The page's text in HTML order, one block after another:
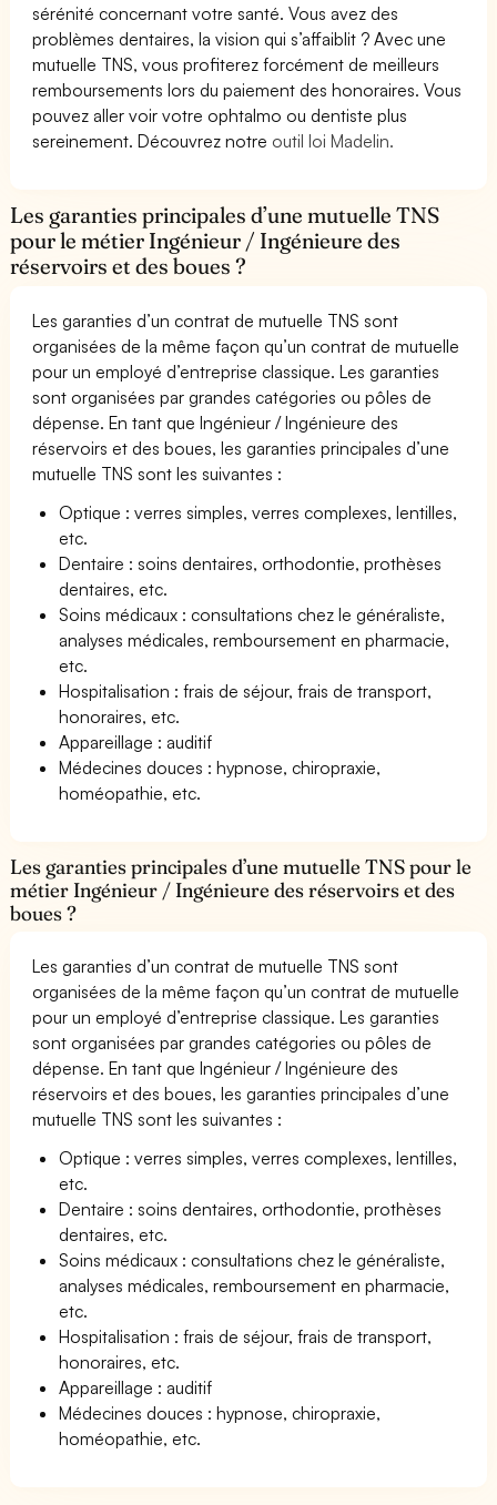
sérénité concernant votre santé. Vous avez des
problèmes dentaires, la vision qui s’affaiblit ? Avec une
mutuelle TNS, vous profiterez forcément de meilleurs
remboursements lors du paiement des honoraires. Vous
pouvez aller voir votre ophtalmo ou dentiste plus
sereinement. Découvrez notre outil loi Madelin.
Les garanties principales d’une mutuelle TNS
pour le métier Ingénieur / Ingénieure des
réservoirs et des boues ?
Les garanties d’un contrat de mutuelle TNS sont
organisées de la même façon qu’un contrat de mutuelle
pour un employé d’entreprise classique. Les garanties
sont organisées par grandes catégories ou pôles de
dépense. En tant que Ingénieur / Ingénieure des
réservoirs et des boues, les garanties principales d’une
mutuelle TNS sont les suivantes :
Optique : verres simples, verres complexes, lentilles,
etc.
Dentaire : soins dentaires, orthodontie, prothèses
dentaires, etc.
Soins médicaux : consultations chez le généraliste,
analyses médicales, remboursement en pharmacie,
etc.
Hospitalisation : frais de séjour, frais de transport,
honoraires, etc.
Appareillage : auditif
Médecines douces : hypnose, chiropraxie,
homéopathie, etc.
Les garanties principales d’une mutuelle TNS pour le
métier Ingénieur / Ingénieure des réservoirs et des
boues ?
Les garanties d’un contrat de mutuelle TNS sont
organisées de la même façon qu’un contrat de mutuelle
pour un employé d’entreprise classique. Les garanties
sont organisées par grandes catégories ou pôles de
dépense. En tant que Ingénieur / Ingénieure des
réservoirs et des boues, les garanties principales d’une
mutuelle TNS sont les suivantes :
Optique : verres simples, verres complexes, lentilles,
etc.
Dentaire : soins dentaires, orthodontie, prothèses
dentaires, etc.
Soins médicaux : consultations chez le généraliste,
analyses médicales, remboursement en pharmacie,
etc.
Hospitalisation : frais de séjour, frais de transport,
honoraires, etc.
Appareillage : auditif
Médecines douces : hypnose, chiropraxie,
homéopathie, etc.